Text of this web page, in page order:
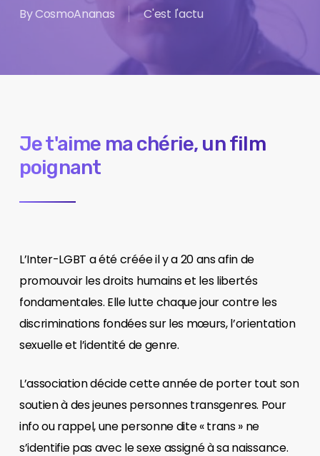
ByCosmoAnanas C'est l'actu
Je t'aime ma chérie, un film
poignant
L’Inter-LGBT a été créée il y a 20 ans afin de
promouvoir les droits humains et les libertés
fondamentales. Elle lutte chaque jour contre les
discriminations fondées sur les mœurs, l’orientation
sexuelle et l’identité de genre.
L’association décide cette année de porter tout son
soutien à des jeunes personnes transgenres. Pour
info ou rappel, une personne dite « trans » ne
s’identifie pas avec le sexe assigné à sa naissance.